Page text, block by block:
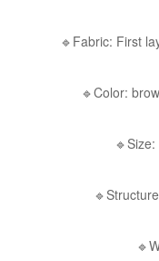
🔹Fabric: First
🔹Color: